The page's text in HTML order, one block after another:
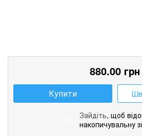
880.00 грн
Купити
Зайдіть, щоб
накопичувальну